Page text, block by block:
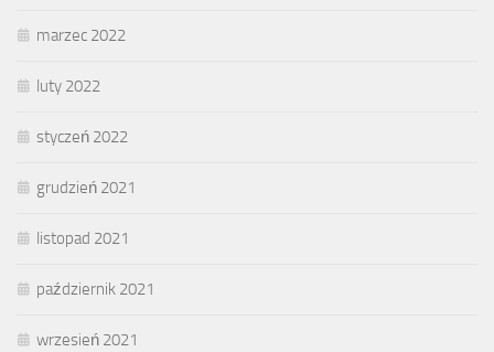
marzec 2022
luty 2022
styczeń 2022
grudzień 2021
listopad 2021
październik 2021
wrzesień 2021